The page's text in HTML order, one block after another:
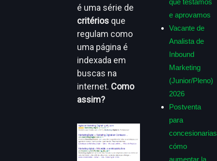
é uma série de
critérios que
regulam como
uma página é
indexada em
buscas na
internet. Como
assim?
que testamos
e aprovamos
Vacante de
Analista de
Inbound
Marketing
(Junior/Pleno)
2026
Postventa
para
cómo